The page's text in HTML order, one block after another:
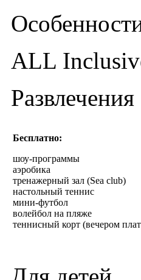
ALL
Развлечения
Бесплатно:
шоу-программы
аэробика
тренажерный зал (Sea club)
настольный теннис
мини-футбол
волейбол на пляже
теннисный корт (вечером